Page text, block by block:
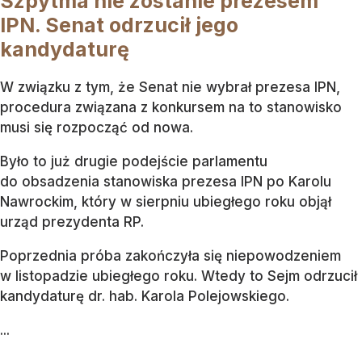
IPN. Senat odrzucił jego
kandydaturę
W związku z tym, że Senat nie wybrał prezesa IPN,
procedura związana z konkursem na to stanowisko
musi się rozpocząć od nowa.
Było to już drugie podejście parlamentu
do obsadzenia stanowiska prezesa IPN po Karolu
Nawrockim, który w sierpniu ubiegłego roku objął
urząd prezydenta RP.
Poprzednia próba zakończyła się niepowodzeniem
w listopadzie ubiegłego roku. Wtedy to Sejm odrzucił
kandydaturę dr. hab. Karola Polejowskiego.
...